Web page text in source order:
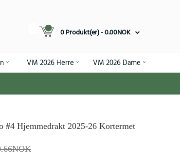
0 Produkt(er) - 0.00NOK
VM 2026 Herre VM 2026 Dame
#4 Hjemmedrakt 2025-26 Kortermet